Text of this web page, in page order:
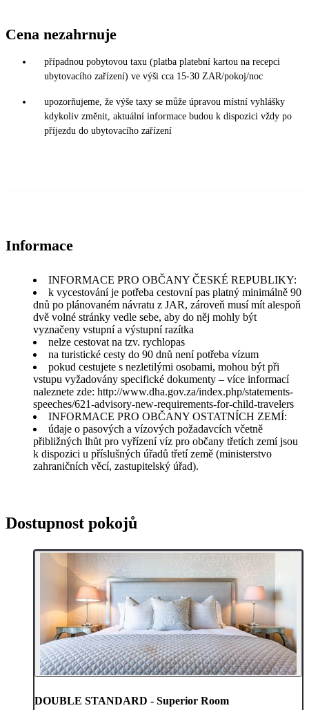
Cena nezahrnuje
případnou pobytovou taxu (platba platební kartou na recepci
ubytovacího zařízení) ve výši cca 15-30 ZAR/pokoj/noc
upozorňujeme, že výše taxy se může úpravou místní vyhlášky
kdykoliv změnit, aktuální informace budou k dispozici vždy po
příjezdu do ubytovacího zařízení
Informace
INFORMACE PRO OBČANY ČESKÉ REPUBLIKY:
k vycestování je potřeba cestovní pas platný minimálně 90
dnů po plánovaném návratu z JAR, zároveň musí mít alespoň
dvě volné stránky vedle sebe, aby do něj mohly být
vyznačeny vstupní a výstupní razítka
nelze cestovat na tzv. rychlopas
na turistické cesty do 90 dnů není potřeba vízum
pokud cestujete s nezletilými osobami, mohou být při
vstupu vyžadovány specifické dokumenty – více informací
naleznete zde: http://www.dha.gov.za/index.php/statements-
speeches/621-advisory-new-requirements-for-child-travelers
INFORMACE PRO OBČANY OSTATNÍCH ZEMÍ:
údaje o pasových a vízových požadavcích včetně
přibližných lhůt pro vyřízení víz pro občany třetích zemí jsou
k dispozici u příslušných úřadů třetí země (ministerstvo
zahraničních věcí, zastupitelský úřad).
Dostupnost pokojů
DOUBLE STANDARD - Superior Room